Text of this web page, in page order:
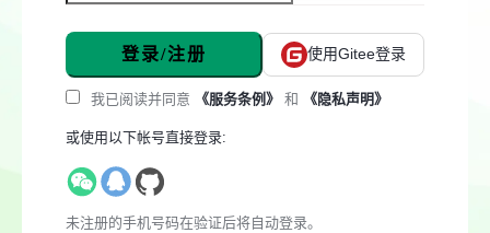
登录/注册 使用Gitee登录
我已阅读并同意 《服务条例》 和 《隐私声明》
或使用以下帐号直接登录:
未注册的手机号码在验证后将自动登录。